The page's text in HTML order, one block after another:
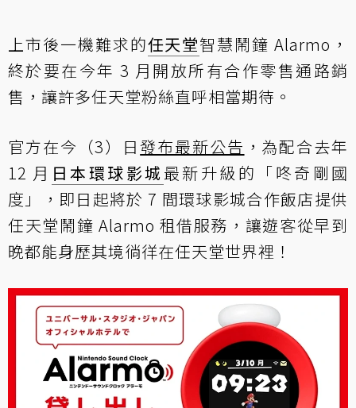
上市後一機難求的任天堂智慧鬧鐘 Alarmo，
終於要在今年 3 月開放所有合作零售通路銷
售，讓許多任天堂粉絲直呼相當期待。
官方在今（3）日發布最新公告 ，為配合去年
12 月 日本環球影城最新升級的「咚奇剛國
度」，即日起將於 7 間環球影城合作飯店提供
任天堂鬧鐘 Alarmo 租借服務，讓遊客從早到
晚都能身歷其境徜徉在任天堂世界裡！